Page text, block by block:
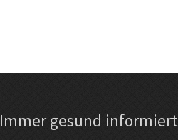
Immer gesund informiert